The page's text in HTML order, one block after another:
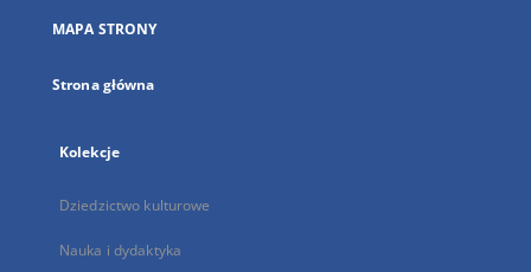
karcie
MAPA STRONY
Strona główna
Kolekcje
Dziedzictwo kulturowe
Nauka i dydaktyka